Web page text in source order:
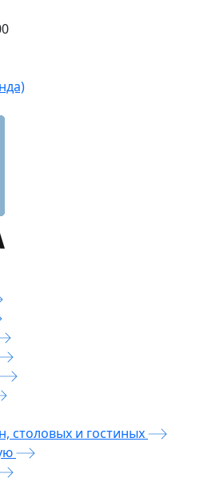
столовых и гостиных